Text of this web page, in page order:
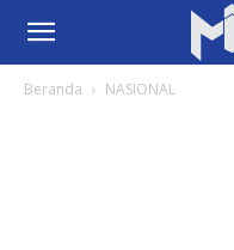
Beranda NASIONAL